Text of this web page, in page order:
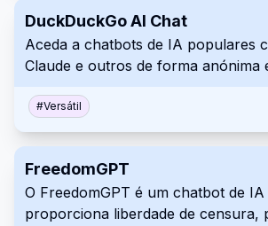
DuckDuckGo AI Chat
Aceda a chatbots de IA populares
Claude e outros de forma anónima
DuckDuckGo AI Chat.
#Versátil
FreedomGPT
O FreedomGPT é um chatbot de IA
proporciona liberdade de censura,